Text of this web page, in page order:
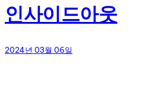
인사이드아웃
2024년 03월 06일